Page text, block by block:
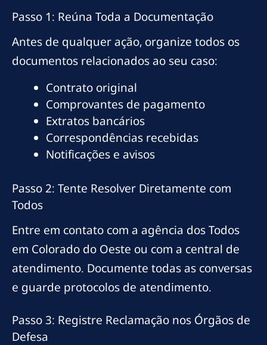
Passo 1: Reúna Toda a Documentação
Antes de qualquer ação, organize todos os
documentos relacionados ao seu caso:
Contrato original
Comprovantes de pagamento
Extratos bancários
Correspondências recebidas
Notificações e avisos
Passo 2: Tente Resolver Diretamente com
Todos
Entre em contato com a agência dos Todos
em Colorado do Oeste ou com a central de
atendimento. Documente todas as conversas
e guarde protocolos de atendimento.
Passo 3: Registre Reclamação nos Órgãos de
Defesa